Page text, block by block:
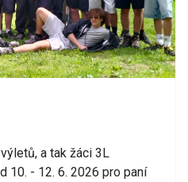
a tak žáci 3L
10. - 12. 6. 2026 pro paní